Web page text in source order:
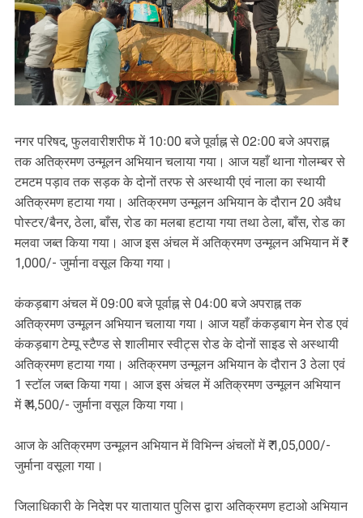
नगर परिषद, फुलवारीशरीफ में 10ः00 बजे पूर्वाह्न से 02ः00 बजे अपराह्न
तक अतिक्रमण उन्मूलन अभियान चलाया गया। आज यहाँ थाना गोलम्बर से
टमटम पड़ाव तक सड़क के दोनों तरफ से अस्थायी एवं नाला का स्थायी
अतिक्रमण हटाया गया। अतिक्रमण उन्मूलन अभियान के दौरान 20 अवैध
पोस्टर/बैनर, ठेला, बाँस, रोड का मलबा हटाया गया तथा ठेला, बाँस, रोड का
मलवा जब्त किया गया। आज इस अंचल में अतिक्रमण उन्मूलन अभियान में ₹
1,000/- जुर्माना वसूल किया गया।
कंकड़बाग अंचल में 09ः00 बजे पूर्वाह्न से 04ः00 बजे अपराह्न तक
अतिक्रमण उन्मूलन अभियान चलाया गया। आज यहाँ कंकड़बाग मेन रोड एवं
कंकड़बाग टेम्पू स्टैण्ड से शालीमार स्वीट्स रोड के दोनों साइड से अस्थायी
अतिक्रमण हटाया गया। अतिक्रमण उन्मूलन अभियान के दौरान 3 ठेला एवं
1 स्टॉल जब्त किया गया। आज इस अंचल में अतिक्रमण उन्मूलन अभियान
में ₹ 4,500/- जुर्माना वसूल किया गया।
आज के अतिक्रमण उन्मूलन अभियान में विभिन्न अंचलों में ₹ 1,05,000/-
जुर्माना वसूला गया।
जिलाधिकारी के निदेश पर यातायात पुलिस द्वारा अतिक्रमण हटाओ अभियान